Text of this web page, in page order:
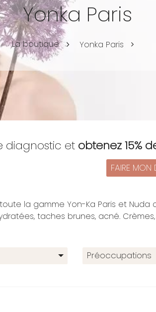
Yonka Paris
La boutique Yonka Paris
diagnostic et obtenez 15%
FAIRE
la gamme Yon-Ka Paris et Nuda
taches brunes, acné.
Préoccupations